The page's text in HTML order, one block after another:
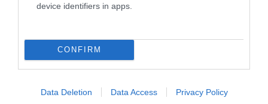
device identifiers in apps.
CONFIRM
Data Deletion Data Access Privacy Policy
«Πράσινη» η Lalia Storti
Ο Παναθηναϊκός Αθλητικός Όμιλος ανακοινώνει την